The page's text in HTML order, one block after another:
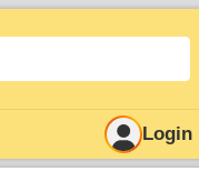
Login